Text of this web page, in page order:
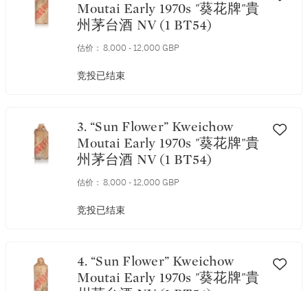
Moutai Early 1970s "葵花牌"貴
州茅台酒 NV (1 BT54)
估价： 8,000 - 12,000 GBP
竞投已结束
3. “Sun Flower” Kweichow
Moutai Early 1970s "葵花牌"貴
州茅台酒 NV (1 BT54)
估价： 8,000 - 12,000 GBP
竞投已结束
4. “Sun Flower” Kweichow
Moutai Early 1970s "葵花牌"貴